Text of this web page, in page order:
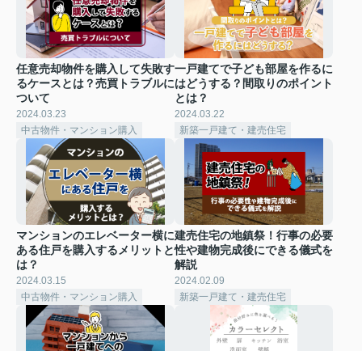
任意売却物件を購入して失敗す
るケースとは？売買トラブルに
ついて
2024.03.23
中古物件・マンション購入
一戸建てで子ども部屋を作るに
はどうする？間取りのポイント
とは？
2024.03.22
新築一戸建て・建売住宅
マンションのエレベーター横に
ある住戸を購入するメリットと
は？
2024.03.15
中古物件・マンション購入
建売住宅の地鎮祭！行事の必要
性や建物完成後にできる儀式を
解説
2024.02.09
新築一戸建て・建売住宅